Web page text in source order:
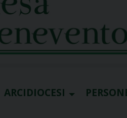
ARCIDIOCESI